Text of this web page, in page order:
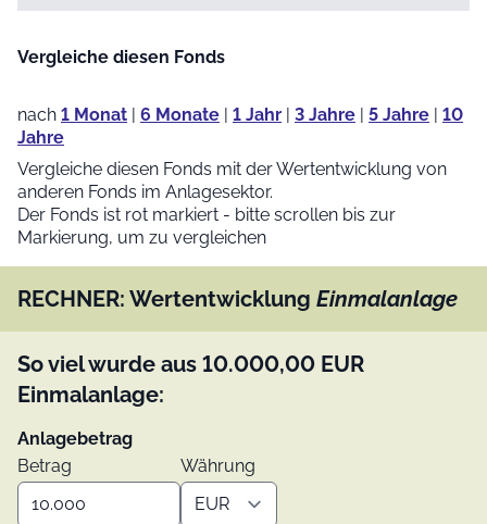
Vergleiche diesen Fonds
nach 1 Monat | 6 Monate | 1 Jahr | 3 Jahre | 5 Jahre | 10
Jahre
Vergleiche diesen Fonds mit der Wertentwicklung von
anderen Fonds im Anlagesektor.
Der Fonds ist rot markiert - bitte scrollen bis zur
Markierung, um zu vergleichen
RECHNER: Wertentwicklung Einmalanlage
So viel wurde aus 10.000,00 EUR
Einmalanlage:
Anlagebetrag
Betrag
Währung